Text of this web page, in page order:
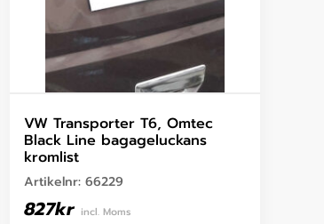
VW Transporter T6, Omtec
Black Line bagageluckans
kromlist
Artikelnr: 66229
827kr incl. Moms